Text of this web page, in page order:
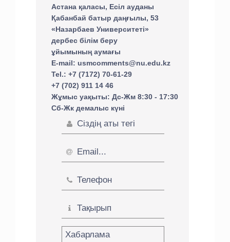
Астана қаласы, Есіл ауданы
Қабанбай батыр даңғылы, 53
«Назарбаев Университеті»
дербес білім беру
ұйымының аумағы
E-mail: usmcomments@nu.edu.kz
Tel.: +7 (7172) 70-61-29
+7 (702) 911 14 46
Жұмыс уақыты: Дс-Жм 8:30 - 17:30
Сб-Жк демалыс күні